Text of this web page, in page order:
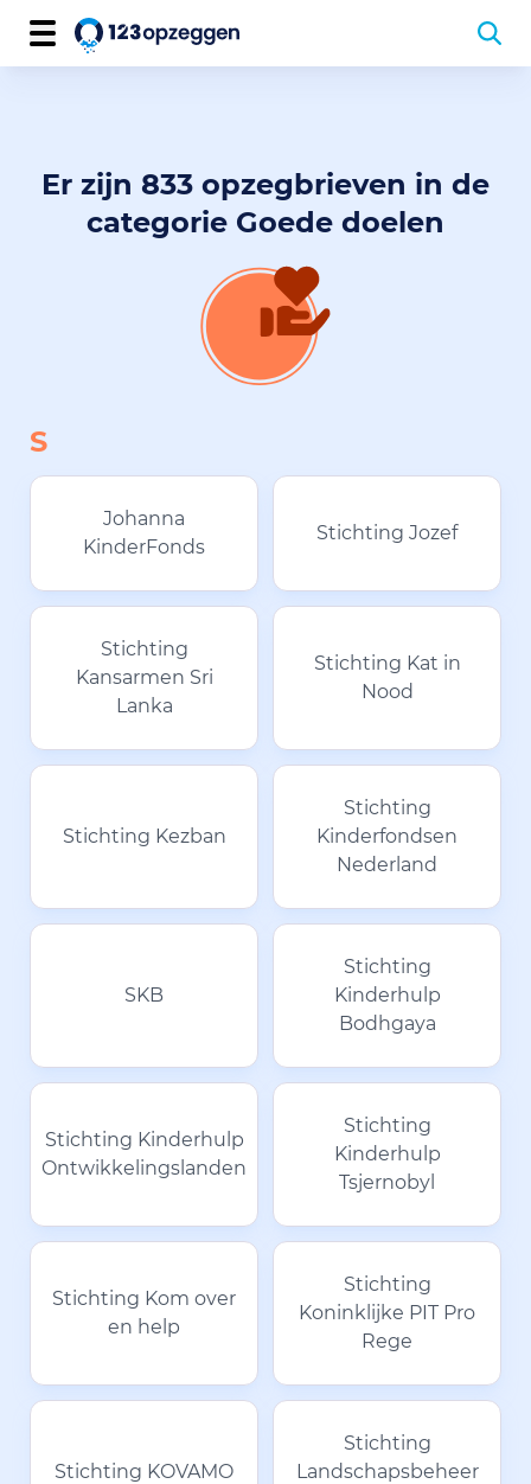
Er zijn 833 opzegbrieven in de
categorie Goede doelen
S
Johanna
KinderFonds
Stichting Jozef
Stichting
Kansarmen Sri
Lanka
Stichting Kat in
Nood
Stichting Kezban
Stichting
Kinderfondsen
Nederland
SKB
Stichting
Kinderhulp
Bodhgaya
Stichting Kinderhulp
Ontwikkelingslanden
Stichting
Kinderhulp
Tsjernobyl
Stichting Kom over
en help
Stichting
Koninklijke PIT Pro
Rege
Stichting KOVAMO
Stichting
Landschapsbeheer